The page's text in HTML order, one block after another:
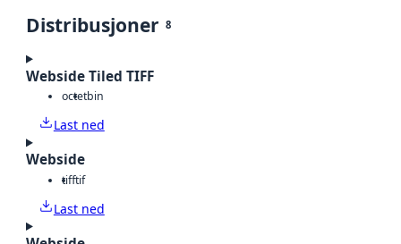
Distribusjoner 8
Webside Tiled TIFF
octetbin
Last ned
Webside
tifftif
Last ned